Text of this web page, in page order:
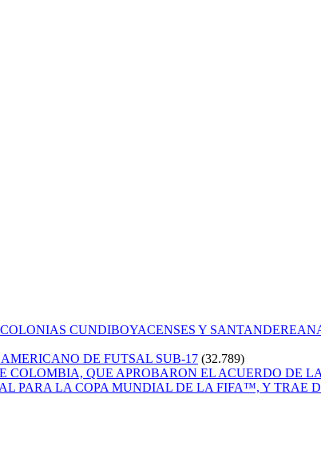
CUNDIBOYACENSES Y
DE FUTSAL SUB-17 (32.789)
QUE APROBARON EL ACUERDO DE
PARA LA COPA MUNDIAL DE LA FIFA™, Y TRAE